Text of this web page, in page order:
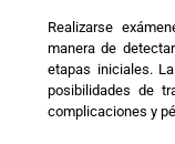
Realizarse
manera de
etapas iniciales.
posibilidades de
complicaciones y